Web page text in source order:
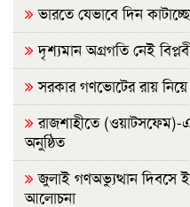
ভারতে যেভাবে দিন
দৃশ্যমান অগ্রগতি নেই
সরকার গণভোটের রায় নিয়ে
রাজশাহীতে (ওয়াটসফেম)-
অনুষ্ঠিত
জুলাই গণঅভ্যুত্থান দিবসে
আলোচনা